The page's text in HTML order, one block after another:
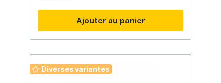
Ajouter au panier
Diverses variantes